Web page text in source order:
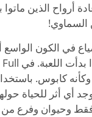
أرواح الذين
السماوي!
في الكون الواسع
كابوس.
أي أثر للحياة
وحيوان وفرع من